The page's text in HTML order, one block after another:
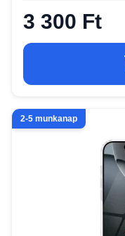
3 300 Ft
2-5 munkanap